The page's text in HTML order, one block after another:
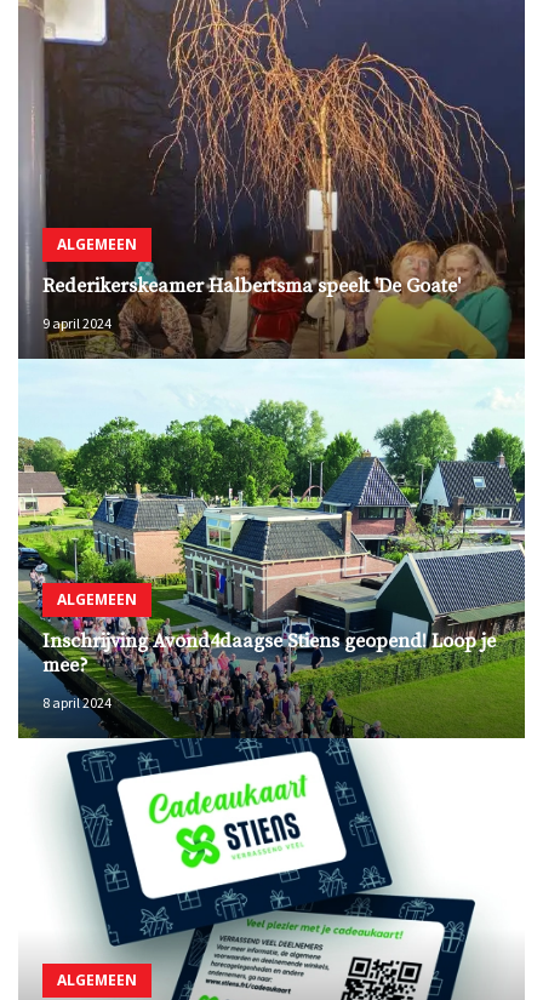
ALGEMEEN
Rederikerskeamer Halbertsma speelt 'De Goate'
9 april 2024
ALGEMEEN
Inschrijving Avond4daagse Stiens geopend! Loop je
mee?
8 april 2024
ALGEMEEN